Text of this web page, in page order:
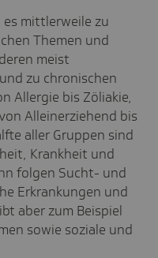
mittlerweile zu
Themen und
meist
zu chronischen
Allergie bis Zöliakie,
Alleinerziehend bis
aller Gruppen sind
Krankheit und
folgen Sucht- und
Erkrankungen und
aber zum Beispiel
sowie soziale und